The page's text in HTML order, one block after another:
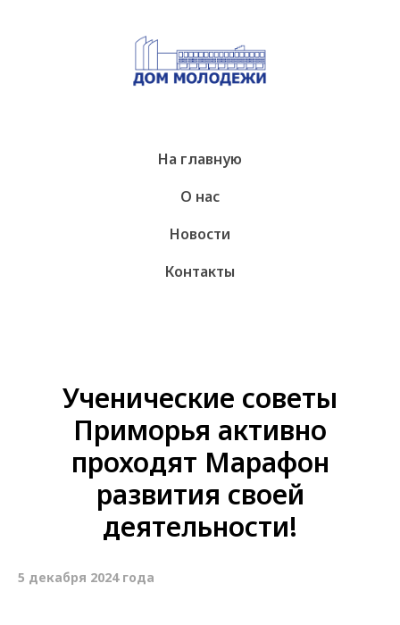
На главную
О нас
Новости
Контакты
Ученические советы
Приморья активно
проходят Марафон
развития своей
деятельности!
5 декабря 2024 года